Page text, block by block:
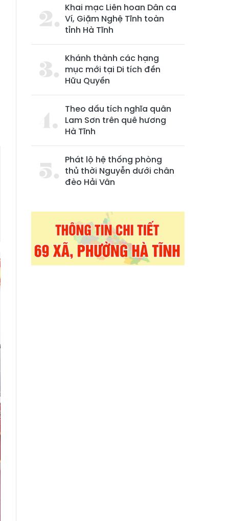
Khai mạc Liên hoan Dân ca
Ví, Giặm Nghệ Tĩnh toàn
tỉnh Hà Tĩnh
Khánh thành các hạng
mục mới tại Di tích đền
Hữu Quyền
Theo dấu tích nghĩa quân
Lam Sơn trên quê hương
Hà Tĩnh
Phát lộ hệ thống phòng
thủ thời Nguyễn dưới chân
đèo Hải Vân